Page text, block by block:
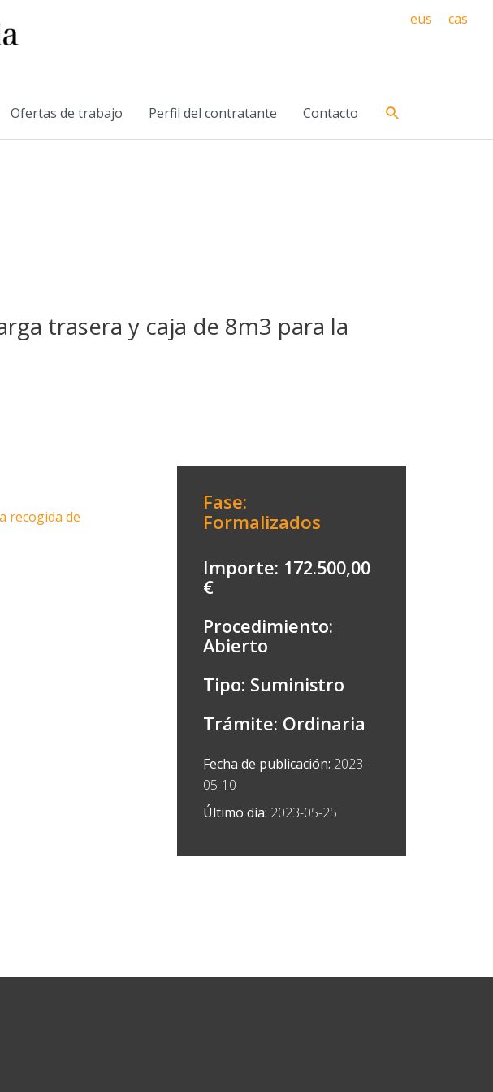
eus cas
Ofertas de trabajo Perfil del contratante Contacto Buscar
trasera y caja de 8m3 para la
recogida de
Fase:
Formalizados
Importe: 172.500,00
€
Procedimiento:
Abierto
Tipo: Suministro
Trámite: Ordinaria
Fecha de publicación: 2023-
05-10
Último día: 2023-05-25